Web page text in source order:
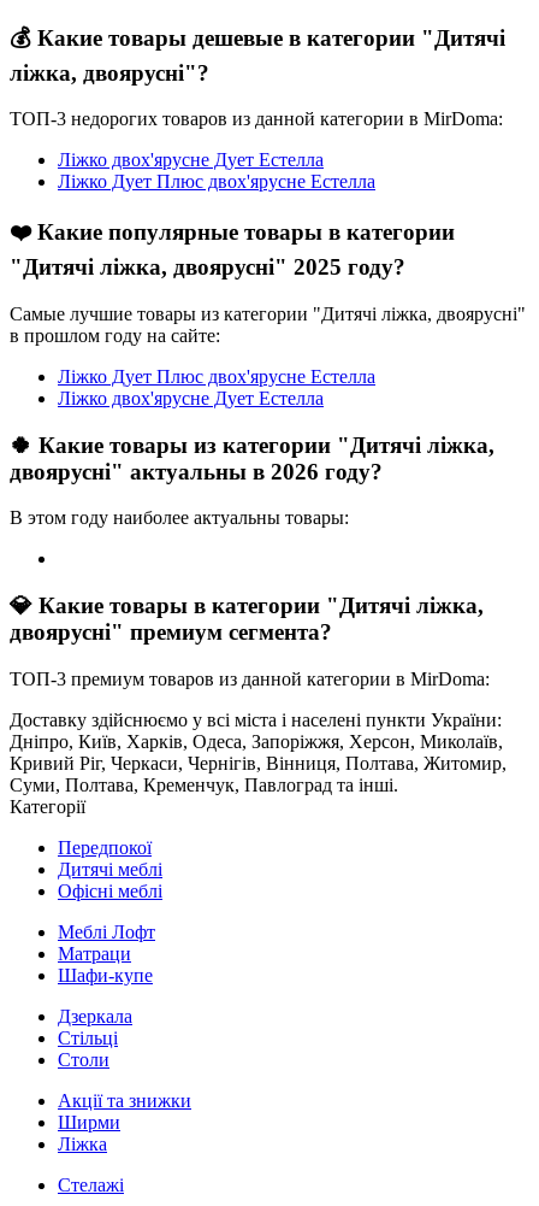
💰 Какие товары дешевые в категории "Дитячі
ліжка, двоярусні"?
ТОП-3 недорогих товаров из данной категории в MirDoma:
Ліжко двох'ярусне Дует Естелла
Ліжко Дует Плюс двох'ярусне Естелла
❤️ Какие популярные товары в категории
"Дитячі ліжка, двоярусні" 2025 году?
Самые лучшие товары из категории "Дитячі ліжка, двоярусні"
в прошлом году на сайте:
Ліжко Дует Плюс двох'ярусне Естелла
Ліжко двох'ярусне Дует Естелла
🍀 Какие товары из категории "Дитячі ліжка,
двоярусні" актуальны в 2026 году?
В этом году наиболее актуальны товары:
💎 Какие товары в категории "Дитячі ліжка,
двоярусні" премиум сегмента?
ТОП-3 премиум товаров из данной категории в MirDoma:
Доставку здійснюємо у всі міста і населені пункти України:
Дніпро, Київ, Харків, Одеса, Запоріжжя, Херсон, Миколаїв,
Кривий Ріг, Черкаси, Чернігів, Вінниця, Полтава, Житомир,
Суми, Полтава, Кременчук, Павлоград та інші.
Категорії
Передпокої
Дитячі меблі
Офісні меблі
Меблі Лофт
Матраци
Шафи-купе
Дзеркала
Стільці
Столи
Акції та знижки
Ширми
Ліжка
Стелажі